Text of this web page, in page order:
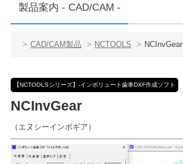
製品案内 - CAD/CAM -
CAD/CAM製品 NCTOOLS NCInvGear
【NCTOOLSシリーズ】-インボリュート歯車DXF作成ソフト
NCInvGear
（エヌシーインボギア）